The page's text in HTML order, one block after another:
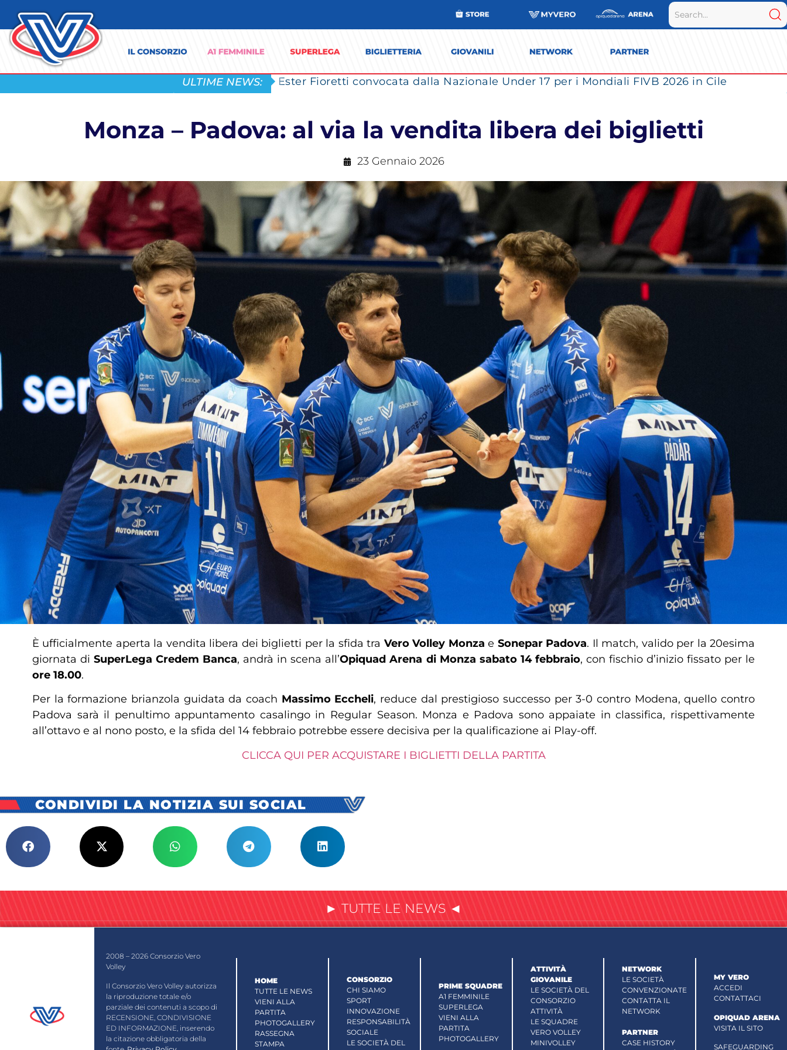
ULTIME NEWS: Ester Fioretti convocata dalla Nazionale Under 17 per i Mondiali FIVB 2026 in Cile
Monza – Padova: al via la vendita libera dei biglietti
23 Gennaio 2026
È ufficialmente aperta la vendita libera dei biglietti per la sfida tra Vero Volley Monza e Sonepar Padova. Il match, valido per la 20esima
giornata diSuperLega Credem Banca, andrà in scena all’Opiquad Arena di Monza sabato 14 febbraio, con fischio d’inizio fissato per le
ore 18.00.
Per la formazione brianzola guidata da coach Massimo Eccheli, reduce dal prestigioso successo per 3-0 contro Modena, quello contro
Padova sarà il penultimo appuntamento casalingo in Regular Season. Monza e Padova sono appaiate in classifica, rispettivamente
all’ottavo e al nono posto, e la sfida del 14 febbraio potrebbe essere decisiva per la qualificazione ai Play-off.
CLICCA QUI PER ACQUISTARE I BIGLIETTI DELLA PARTITA
CONDIVIDI LA NOTIZIA SUI SOCIAL
► TUTTE LE NEWS ◄
2008 – 2026 Consorzio Vero
Volley
Il Consorzio Vero Volley autorizza
la riproduzione totale e/o
parziale dei contenuti a scopo di
RECENSIONE, CONDIVISIONE
ED INFORMAZIONE, inserendo
la citazione obbligatoria della
HOME
TUTTE LE NEWS
VIENI ALLA
PARTITA
PHOTOGALLERY
RASSEGNA
STAMPA
CONSORZIO
CHI SIAMO
SPORT
INNOVAZIONE
RESPONSABILITÀ
SOCIALE
LE SOCIETÀ DEL
PRIME SQUADRE
A1 FEMMINILE
SUPERLEGA
VIENI ALLA
PARTITA
PHOTOGALLERY
ATTIVITÀ
GIOVANILE
LE SOCIETÀ DEL
CONSORZIO
ATTIVITÀ
LE SQUADRE
VERO VOLLEY
MINIVOLLEY
NETWORK
LE SOCIETÀ
CONVENZIONATE
CONTATTA IL
NETWORK
PARTNER
CASE HISTORY
MY VERO
ACCEDI
CONTATTACI
OPIQUAD ARENA
VISITA IL SITO
SAFEGUARDING